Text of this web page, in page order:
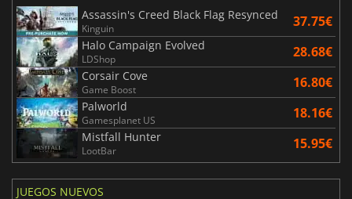
Assassin's Creed Black Flag Resynced
Kinguin 37.75€
Halo Campaign Evolved
LDShop 28.68€
Corsair Cove
Game Boost 16.80€
Palworld
Gamesplanet US 18.16€
Mistfall Hunter
LootBar 15.95€
JUEGOS NUEVOS